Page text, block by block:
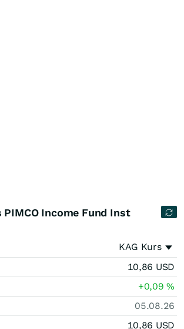
Income Fund Inst
KAG Kurs
10,86 USD
+0,09%
05.08.26
10,86 USD